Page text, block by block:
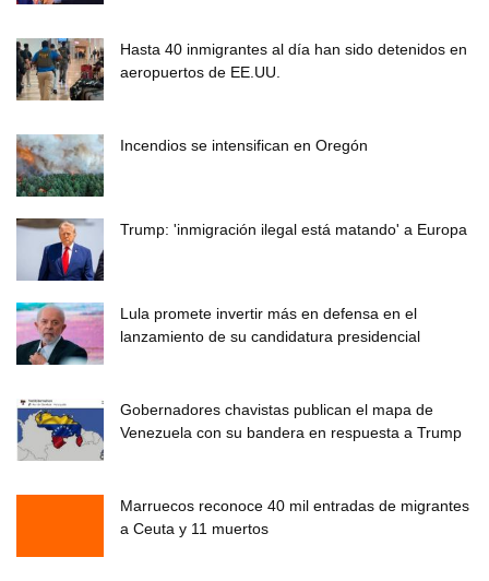
Hasta 40 inmigrantes al día han sido detenidos en
aeropuertos de EE.UU.
Incendios se intensifican en Oregón
Trump: 'inmigración ilegal está matando' a Europa
Lula promete invertir más en defensa en el
lanzamiento de su candidatura presidencial
Gobernadores chavistas publican el mapa de
Venezuela con su bandera en respuesta a Trump
Marruecos reconoce 40 mil entradas de migrantes
a Ceuta y 11 muertos